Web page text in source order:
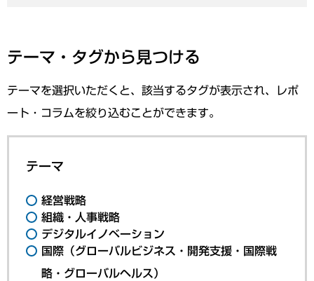
テーマ・タグから見つける
テーマを選択いただくと、該当するタグが表示され、レポ
ート・コラムを絞り込むことができます。
テーマ
経営戦略
組織・人事戦略
デジタルイノベーション
国際（グローバルビジネス・開発支援・国際戦
略・グローバルヘルス）